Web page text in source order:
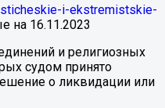
i-ekstremistskie-
на 16.11.2023
и религиозных
судом принято
о ликвидации или